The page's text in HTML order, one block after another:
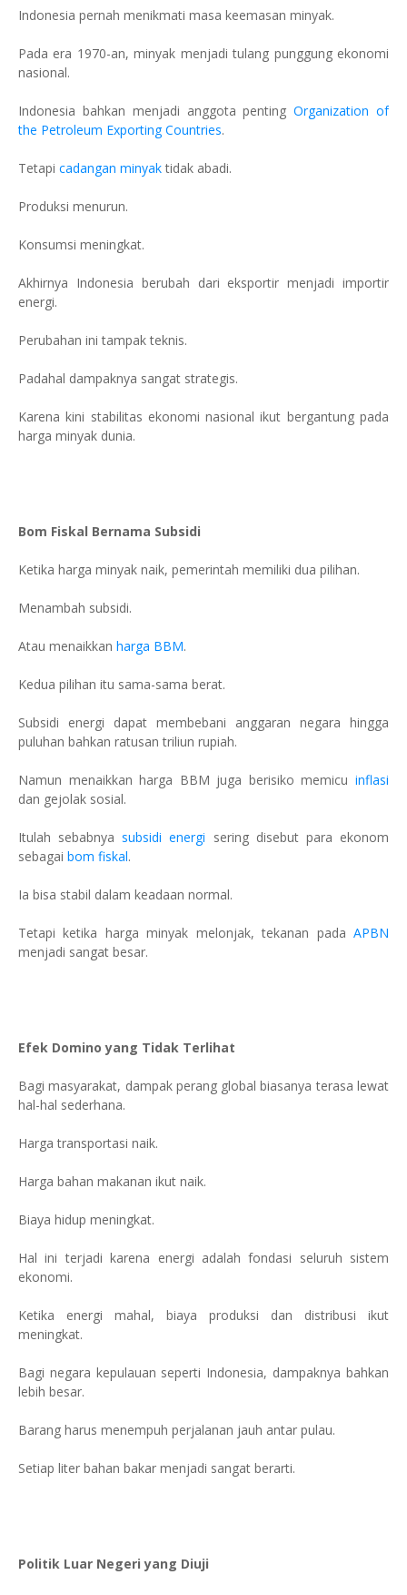
Indonesia pernah menikmati masa keemasan minyak.
Pada era 1970-an, minyak menjadi tulang punggung ekonomi
nasional.
Indonesia bahkan menjadi anggota pentingOrganization of
the Petroleum Exporting Countries.
Tetapi cadangan minyaktidak abadi.
Produksi menurun.
Konsumsi meningkat.
Akhirnya Indonesia berubah dari eksportir menjadi importir
energi.
Perubahan ini tampak teknis.
Padahal dampaknya sangat strategis.
Karena kini stabilitas ekonomi nasional ikut bergantung pada
harga minyak dunia.
Bom Fiskal Bernama Subsidi
Ketika harga minyak naik, pemerintah memiliki dua pilihan.
Menambah subsidi.
Atau menaikkan harga BBM.
Kedua pilihan itu sama-sama berat.
Subsidi energi dapat membebani anggaran negara hingga
puluhan bahkan ratusan triliun rupiah.
Namun menaikkan harga BBM juga berisiko memicu inflasi
dan gejolak sosial.
Itulah sebabnyasubsidi energi sering disebut para ekonom
sebagai bom fiskal.
Ia bisa stabil dalam keadaan normal.
Tetapi ketika harga minyak melonjak, tekanan pada APBN
menjadi sangat besar.
Efek Domino yang Tidak Terlihat
Bagi masyarakat, dampak perang global biasanya terasa lewat
hal-hal sederhana.
Harga transportasi naik.
Harga bahan makanan ikut naik.
Biaya hidup meningkat.
Hal ini terjadi karena energi adalah fondasi seluruh sistem
ekonomi.
Ketika energi mahal, biaya produksi dan distribusi ikut
meningkat.
Bagi negara kepulauan seperti Indonesia, dampaknya bahkan
lebih besar.
Barang harus menempuh perjalanan jauh antar pulau.
Setiap liter bahan bakar menjadi sangat berarti.
Politik Luar Negeri yang Diuji